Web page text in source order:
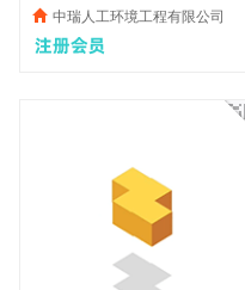
中瑞人工环境工程有限公司